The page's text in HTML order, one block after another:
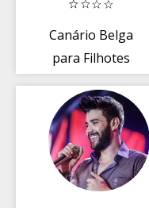
Canário Belga
para Filhotes